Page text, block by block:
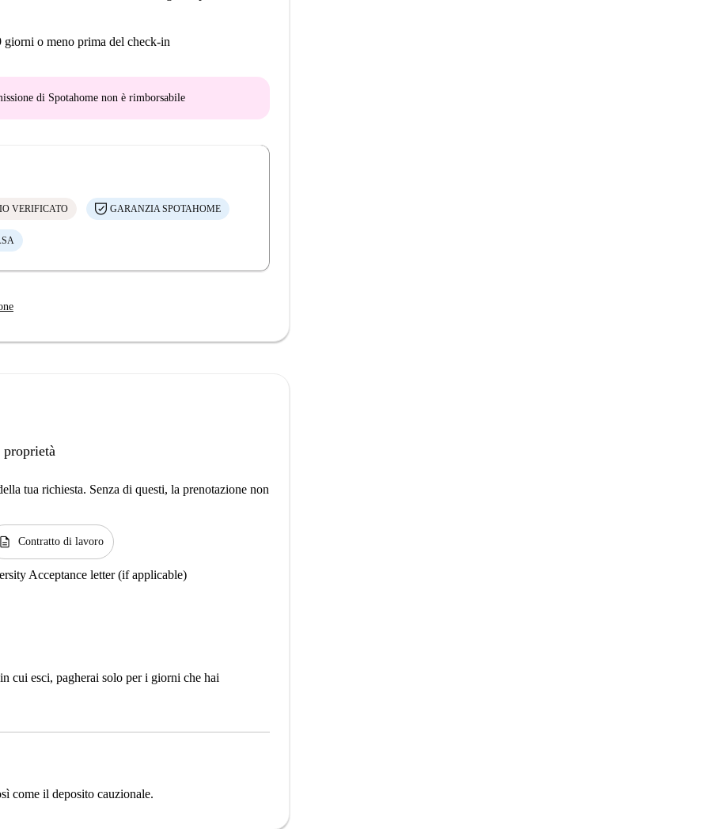
giorni o meno prima del check-in
di Spotahome non è rimborsabile
VERIFICATO GARANZIA SPOTAHOME
proprietà
tua richiesta. Senza di questi, la prenotazione non
description Contratto di lavoro
Acceptance letter (if applicable)
cui esci, pagherai solo per i giorni che hai
come il deposito cauzionale.